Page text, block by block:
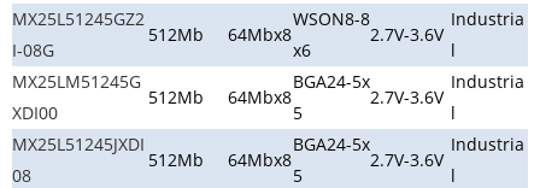
MX25L51245GZ2
I-08G
512Mb 64Mbx8
WSON8-8
x6
2.7V-3.6V
Industria
l
MX25LM51245G
XDI00
512Mb 64Mbx8
BGA24-5x
5
2.7V-3.6V
Industria
l
MX25L51245JXDI
08
512Mb 64Mbx8
BGA24-5x
5
2.7V-3.6V
Industria
l